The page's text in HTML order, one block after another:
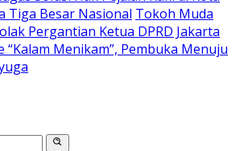
Tiga Besar Nasional Tokoh Muda
Pergantian Ketua DPRD Jakarta
“Kalam Menikam”, Pembuka Menuju